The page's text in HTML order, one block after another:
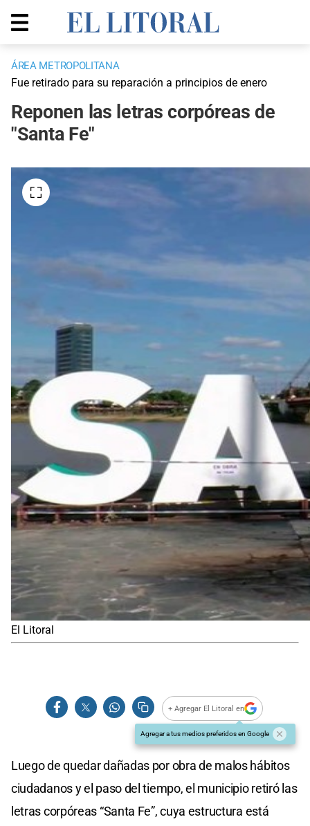
ÁREA METROPOLITANA
Fue retirado para su reparación a principios de enero
Reponen las letras corpóreas de
"Santa Fe"
El Litoral
+ Agregar El Litoral en
Agregar a tus medios preferidos en Google
Luego de quedar dañadas por obra de malos hábitos
ciudadanos y el paso del tiempo, el municipio retiró las
letras corpóreas “Santa Fe”, cuya estructura está